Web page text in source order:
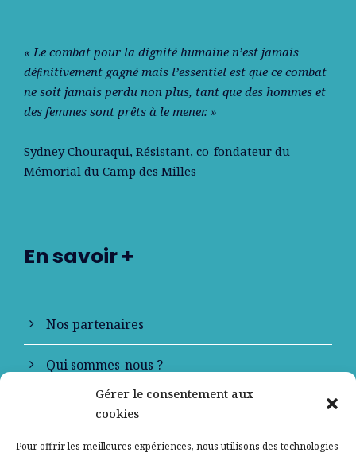
Gérer le consentement aux
cookies
Pour offrir les meilleures expériences, nous utilisons des technologies
« Le combat pour la dignité humaine n’est jamais
déﬁnitivement gagné mais l’essentiel est que ce combat
ne soit jamais perdu non plus, tant que des hommes et
des femmes sont prêts à le mener. »
Sydney Chouraqui, Résistant, co-fondateur du
Mémorial du Camp des Milles
En savoir +
Nos partenaires
Qui sommes-nous ?
Contactez-nous
Mentions légales